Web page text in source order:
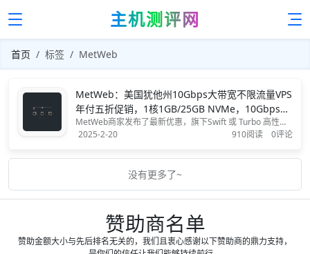
主机测评网
首页 标签 MetWeb
MetWeb：美国犹他州10Gbps大带宽不限流量VPS
年付五折促销，1核1GB/25GB NVMe，10Gbps@
不限流量，年付$41.94起
MetWeb商家发布了最新优惠，旗下Swift 或 Turbo 高性能
系列VPS年付可享五折优惠，其VPS基于KVM虚拟，机房位
配置1核1GB内存、25GB NVMe存储，折后年付$41.94
2025-2-20 910阅读 0评论
没有更多了~
赞助商名单
赞助金额大小与先后排名无关的，我们且衷心感谢以下赞助商的鼎力支持，